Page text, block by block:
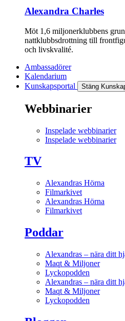
Alexandra Charles
Möt 1,6 miljonerklubbens
nattklubbsdrottning till
och livskvalité.
Ambassadörer
Kalendarium
Kunskapsportal
Stäng
Webbinarier
Inspelade webbinarier
Inspelade webbinarier
TV
Alexandras Hörna
Filmarkivet
Alexandras Hörna
Filmarkivet
Poddar
Alexandras – nära ditt
Maqt & Miljoner
Lyckopodden
Alexandras – nära ditt
Maqt & Miljoner
Lyckopodden